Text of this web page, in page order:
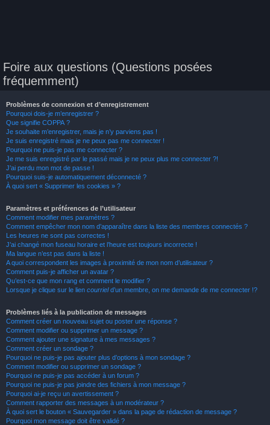
Foire aux questions (Questions posées
fréquemment)
Problèmes de connexion et d’enregistrement
Pourquoi dois-je m’enregistrer ?
Que signifie COPPA ?
Je souhaite m’enregistrer, mais je n’y parviens pas !
Je suis enregistré mais je ne peux pas me connecter !
Pourquoi ne puis-je pas me connecter ?
Je me suis enregistré par le passé mais je ne peux plus me connecter ?!
J’ai perdu mon mot de passe !
Pourquoi suis-je automatiquement déconnecté ?
À quoi sert « Supprimer les cookies » ?
Paramètres et préférences de l’utilisateur
Comment modifier mes paramètres ?
Comment empêcher mon nom d’apparaître dans la liste des membres connectés ?
Les heures ne sont pas correctes !
J’ai changé mon fuseau horaire et l’heure est toujours incorrecte !
Ma langue n’est pas dans la liste !
A quoi correspondent les images à proximité de mon nom d’utilisateur ?
Comment puis-je afficher un avatar ?
Qu’est-ce que mon rang et comment le modifier ?
Lorsque je clique sur le lien courrield’un membre, on me demande de me connecter !?
Problèmes liés à la publication de messages
Comment créer un nouveau sujet ou poster une réponse ?
Comment modifier ou supprimer un message ?
Comment ajouter une signature à mes messages ?
Comment créer un sondage ?
Pourquoi ne puis-je pas ajouter plus d’options à mon sondage ?
Comment modifier ou supprimer un sondage ?
Pourquoi ne puis-je pas accéder à un forum ?
Pourquoi ne puis-je pas joindre des fichiers à mon message ?
Pourquoi ai-je reçu un avertissement ?
Comment rapporter des messages à un modérateur ?
À quoi sert le bouton « Sauvegarder » dans la page de rédaction de message ?
Pourquoi mon message doit être validé ?